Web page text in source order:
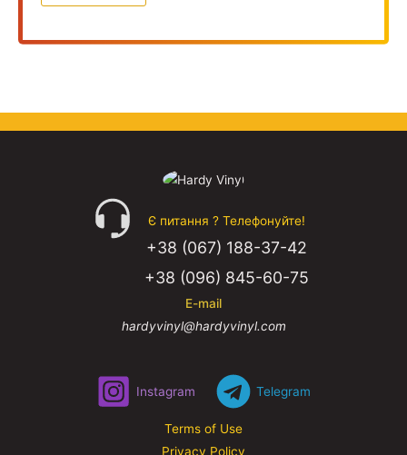
Є питання ? Телефонуйте!
+38 (067) 188-37-42
+38 (096) 845-60-75
E-mail
hardyvinyl@hardyvinyl.com
Instagram Telegram
Terms of Use
Privacy Policy